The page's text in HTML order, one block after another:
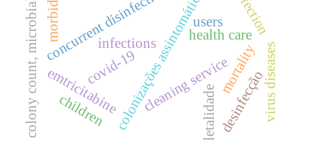
covid-19colonizações assintomática
infections
concurrent disinfection health care
cleaning service
colony count, microbialemtricitabine
users
morbidity
mortality
desinfecção
children letalidade virus diseases